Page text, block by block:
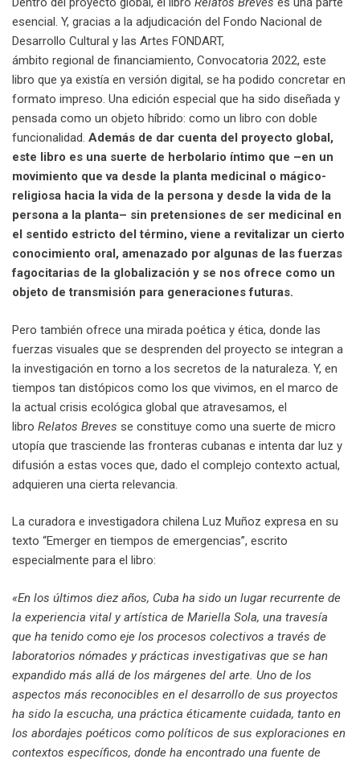
esencial. Y, gracias a la adjudicación del Fondo Nacional de
Desarrollo Cultural y las Artes FONDART,
ámbito regional de financiamiento, Convocatoria 2022, este
libro que ya existía en versión digital, se ha podido concretar en
formato impreso. Una edición especial que ha sido diseñada y
pensada como un objeto híbrido: como un libro con doble
funcionalidad. Además de dar cuenta del proyecto global,
este libro es una suerte de herbolario íntimo que –en un
movimiento que va desde la planta medicinal o mágico-
religiosa hacia la vida de la persona y desde la vida de la
persona a la planta– sin pretensiones de ser medicinal en
el sentido estricto del término, viene a revitalizar un cierto
conocimiento oral, amenazado por algunas de las fuerzas
fagocitarias de la globalización y se nos ofrece como un
objeto de transmisión para generaciones futuras.
Pero también ofrece una mirada poética y ética, donde las
fuerzas visuales que se desprenden del proyecto se integran a
la investigación en torno a los secretos de la naturaleza. Y, en
tiempos tan distópicos como los que vivimos, en el marco de
la actual crisis ecológica global que atravesamos, el
libro Relatos Breves se constituye como una suerte de micro
utopía que trasciende las fronteras cubanas e intenta dar luz y
difusión a estas voces que, dado el complejo contexto actual,
adquieren una cierta relevancia.
La curadora e investigadora chilena Luz Muñoz expresa en su
texto “Emerger en tiempos de emergencias”, escrito
especialmente para el libro:
«En los últimos diez años, Cuba ha sido un lugar recurrente de
la experiencia vital y artística de Mariella Sola, una travesía
que ha tenido como eje los procesos colectivos a través de
laboratorios nómades y prácticas investigativas que se han
expandido más allá de los márgenes del arte. Uno de los
aspectos más reconocibles en el desarrollo de sus proyectos
ha sido la escucha, una práctica éticamente cuidada, tanto en
los abordajes poéticos como políticos de sus exploraciones en
contextos específicos, donde ha encontrado una fuente de